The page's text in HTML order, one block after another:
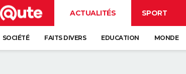
ACTUALITÉS SPORT
SOCIÉTÉ FAITS DIVERS EDUCATION MONDE